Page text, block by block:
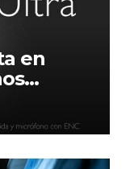
en
táctil